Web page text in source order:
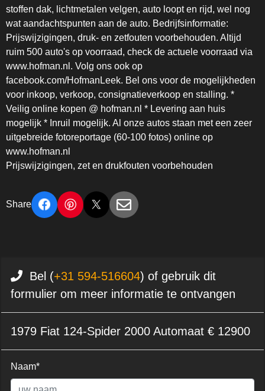
stoffen dak, lichtmetalen velgen, auto loopt en rijd, wel nog
wat aandachtspunten aan de auto. Bedrijfsinformatie:
Prijswijzigingen, druk- en zetfouten voorbehouden. Altijd
ruim 500 auto's op voorraad, check de actuele voorraad via
www.hofman.nl. Volg ons ook op
facebook.com/HofmanLeek. Bel ons voor de mogelijkheden
voor inkoop, verkoop, consignatieverkoop en stalling. *
Veilig online kopen @ hofman.nl * Levering aan huis
mogelijk * Inruil mogelijk. Al onze autos staan met een zeer
uitgebreide fotoreportage (60-100 fotos) online op
www.hofman.nl
Prijswijzigingen, zet en drukfouten voorbehouden
Share
Bel (+31 594-516604) of gebruik dit
formulier om meer informatie te ontvangen
1979 Fiat 124-Spider 2000 Automaat € 12900
Naam*